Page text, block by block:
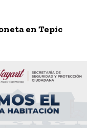
en Tepic